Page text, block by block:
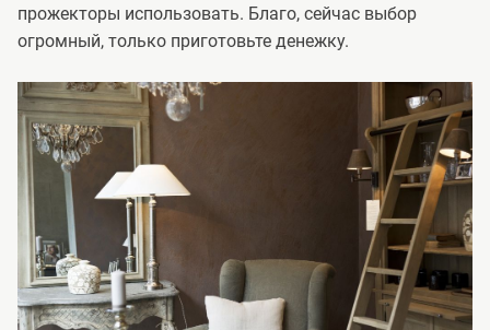
прожекторы использовать. Благо, сейчас выбор
огромный, только приготовьте денежку.